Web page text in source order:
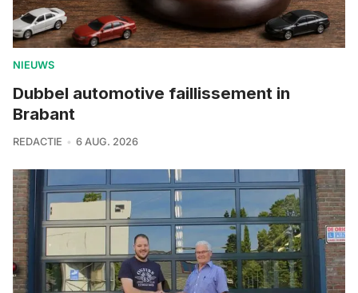
NIEUWS
Dubbel automotive faillissement in
Brabant
REDACTIE 6 AUG. 2026